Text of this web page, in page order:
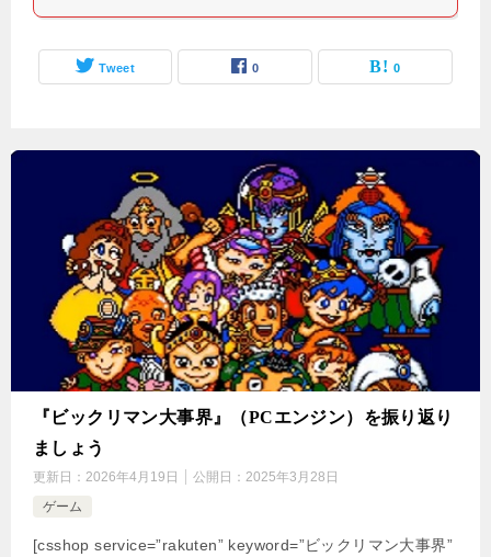
Tweet 0 0
『ビックリマン大事界』（PCエンジン）を振り返り
ましょう
更新日： 2026年4月19日 公開日： 2025年3月28日
ゲーム
[csshop service=”rakuten” keyword=”ビックリマン大事界”